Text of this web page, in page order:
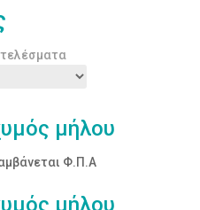
μήλου
Φ.Π.Α
μήλου